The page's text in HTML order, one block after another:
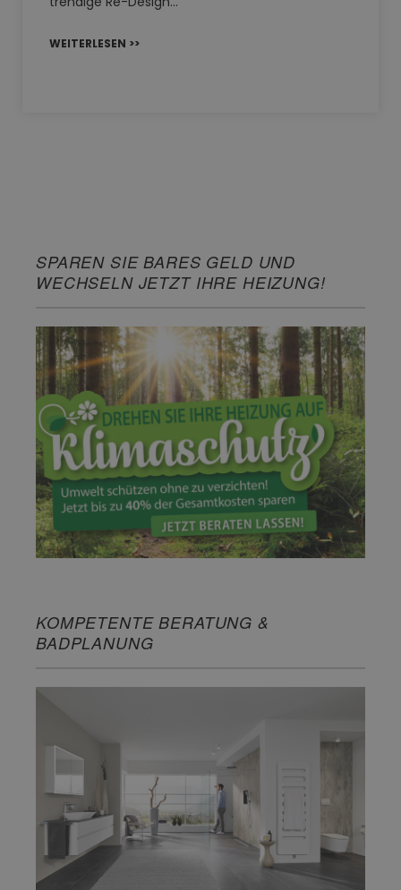
WEITERLESEN >>
SPAREN SIE BARES GELD UND
WECHSELN JETZT IHRE HEIZUNG!
KOMPETENTE BERATUNG &
BADPLANUNG